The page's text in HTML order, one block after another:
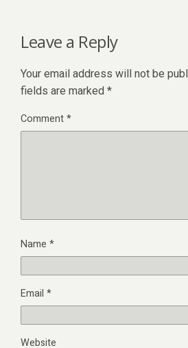
Leave a Reply
Your email address will not be
fields are marked *
Comment*
Name *
Email *
Website